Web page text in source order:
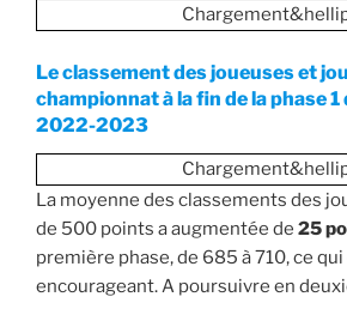
Le classement des joueuses et
championnat à la fin de la phase 1
2022-2023
La moyenne des classements des
de 500 points a augmentée de 25
première phase, de 685 à 710, ce
encourageant. A poursuivre en